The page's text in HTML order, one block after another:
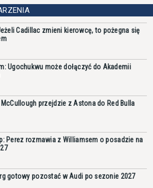
Cadillac zmieni kierowcę, to pożegna się
Ugochukwu może dołączyć do Akademii
McCullough przejdzie z Astona do Red Bulla
Perez rozmawia z Williamsem o posadzie na
gotowy pozostać w Audi po sezonie 2027